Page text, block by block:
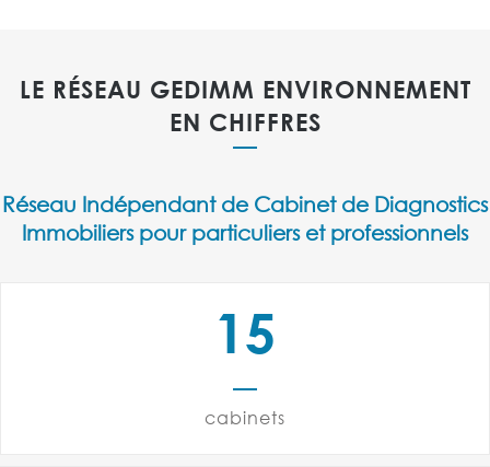
LE RÉSEAU GEDIMM ENVIRONNEMENT
EN CHIFFRES
Réseau Indépendant de Cabinet de Diagnostics
Immobiliers pour particuliers et professionnels
1
1
2
3
5
cabinets
0
1
2
3
0